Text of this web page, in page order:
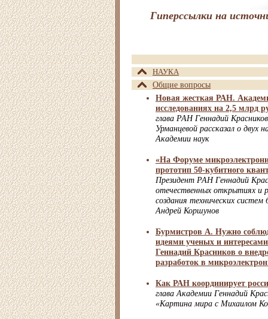
Гиперссылки на
НАУКА
Общие вопросы
Новая жесткая РАН.
исследованиях на 2,5 млрд
глава РАН Геннадий
Урманцевой рассказал о двух
Академии наук
«На Форуме
прототип 50-кубитного
Президент РАН Геннадий
отечественных открытиях и
создания технических систем
Андрей Коршунов
Бурмистров А. Нужно
идеями ученых и
Геннадий Красников о
разработок в
Как РАН координирует
глава Академии Геннадий
«Картина мира с Михаилом